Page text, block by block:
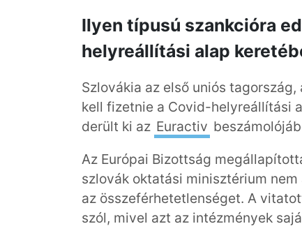
Ilyen típusú szankcióra
helyreállítási alap
Szlovákia az első uniós
kell fizetnie a Covid-helyreállítási
derült ki az Euractiv
Az Európai Bizottság
szlovák oktatási minisztérium
az összeférhetetlenséget. A
szól, mivel azt az intézmények